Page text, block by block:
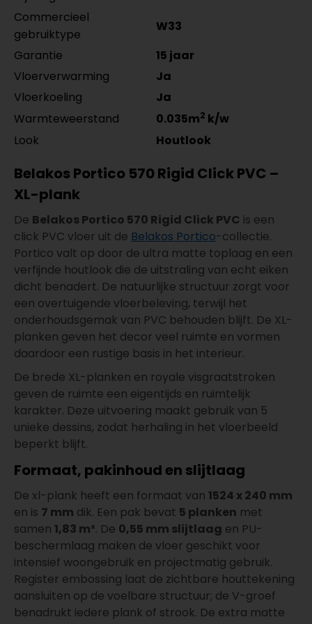
Commercieel
gebruiktype
W33
Garantie
15 jaar
Vloerverwarming
Ja
Vloerkoeling
Ja
Warmteweerstand
0.035m2 k/w
Look
Houtlook
Belakos Portico 570 Rigid Click PVC –
XL-plank
De Belakos Portico 570 Rigid Click PVC is een
click PVC vloer uit de Belakos Portico-collectie.
Portico valt op door de ultra matte toplaag en een
verfijnde houtlook die de uitstraling van echt eiken
dicht benadert. De natuurlijke structuur zorgt voor
een overtuigende vloerbeleving, terwijl het
onderhoudsgemak van PVC behouden blijft. De XL-
planken geven het decor veel ruimte en vormen
daardoor een rustige basis in het interieur.
De brede XL-planken en royale visgraatstroken
geven de ruimte een eigentijds en ruimtelijk
karakter. Deze uitvoering maakt gebruik van 5
unieke dessins, zodat herhaling in het vloerbeeld
beperkt blijft.
Formaat, pakinhoud en slijtlaag
De xl-plank heeft een formaat van 1524 x 240 mm
en is 7 mm dik. Een pak bevat 5 planken met
samen 1,83 m². De 0,55 mm slijtlaag en PU-
beschermlaag maken de vloer geschikt voor
intensief woongebruik en projectmatig gebruik.
Register embossing laat de zichtbare houttekening
aansluiten op de voelbare structuur; de V-groef
benadrukt iedere plank of strook. De extra matte